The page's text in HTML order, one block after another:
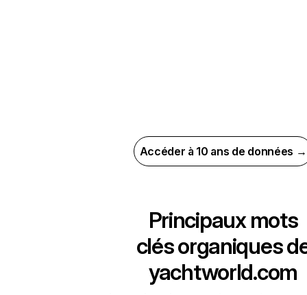
Accéder à 10 ans de données →
Principaux mots
clés organiques
yachtworld.com